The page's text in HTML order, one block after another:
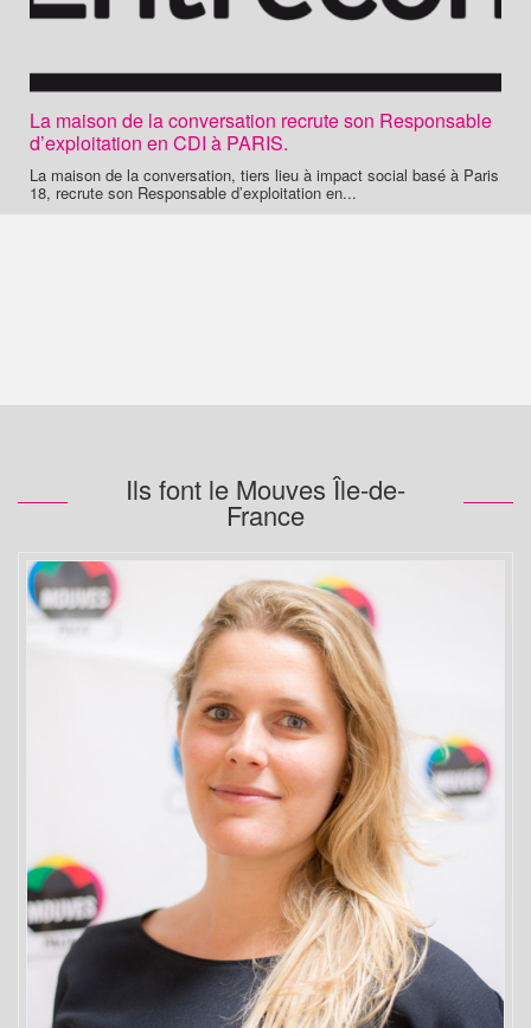
La maison de la conversation recrute son Responsable
d’exploitation en CDI à PARIS.
La maison de la conversation, tiers lieu à impact social basé à Paris
18, recrute son Responsable d’exploitation en...
Ils font le Mouves Île-de-
France